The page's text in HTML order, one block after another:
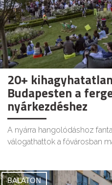
20+
Budapesten a
nyárkezdéshez
A nyárra hangolódáshoz
válogathattok a fővárosban
BALATON